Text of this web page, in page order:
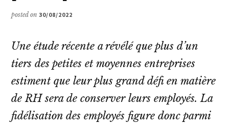
posted on30/08/2022
Une étude récente a révélé que plus d’un
tiers des petites et moyennes entreprises
estiment que leur plus grand défi en matière
de RH sera de conserver leurs employés. La
fidélisation des employés figure donc parmi